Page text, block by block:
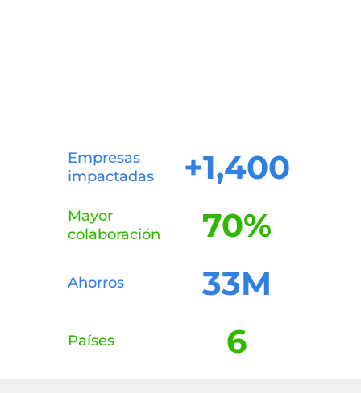
Empresas
impactadas
+1,400
Mayor
colaboración
70%
Ahorros 33M
Países 6